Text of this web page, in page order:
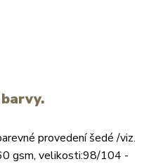
provedení šedé /viz.
gsm, velikosti:98/104 -